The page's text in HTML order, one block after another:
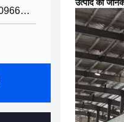
+8613929909663--13690711186
उत्पाद की